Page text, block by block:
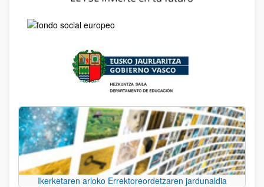
Ikerketaren arloko Errektoreordetzaren jardunaldia